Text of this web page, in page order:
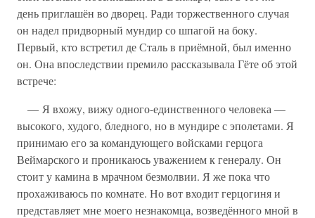
день приглашён во дворец. Ради торжественного случая
он надел придворный мундир со шпагой на боку.
Первый, кто встретил де Сталь в приёмной, был именно
он. Она впоследствии премило рассказывала Гёте об этой
встрече:
— Я вхожу, вижу одного-единственного человека —
высокого, худого, бледного, но в мундире с эполетами. Я
принимаю его за командующего войсками герцога
Веймарского и проникаюсь уважением к генералу. Он
стоит у камина в мрачном безмолвии. Я же пока что
прохаживаюсь по комнате. Но вот входит герцогиня и
представляет мне моего незнакомца, возведённого мной в